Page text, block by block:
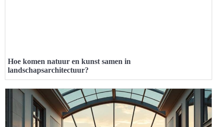
Hoe komen natuur en kunst samen in
landschapsarchitectuur?